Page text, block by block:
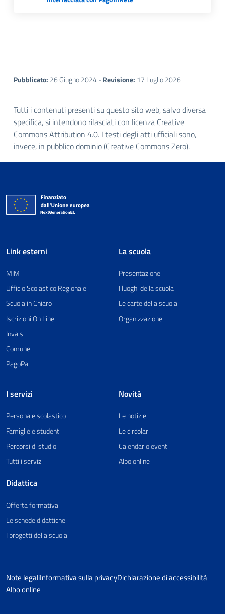
Pubblicato: 26 Giugno 2024 -Revisione: 17 Luglio 2026
Tutti i contenuti presenti su questo sito web, salvo diversa
specifica, si intendono rilasciati con licenza Creative
Commons Attribution 4.0. I testi degli atti ufficiali sono,
invece, in pubblico dominio (Creative Commons Zero).
Link esterni
MIM
Ufficio Scolastico Regionale
Scuola in Chiaro
Iscrizioni On Line
Invalsi
Comune
PagoPa
La scuola
Presentazione
I luoghi della scuola
Le carte della scuola
Organizzazione
I servizi
Personale scolastico
Famiglie e studenti
Percorsi di studio
Tutti i servizi
Didattica
Offerta formativa
Le schede didattiche
I progetti della scuola
Novità
Le notizie
Le circolari
Calendario eventi
Albo online
Note legaliInformativa sulla privacyDichiarazione di accessibilità
Albo online